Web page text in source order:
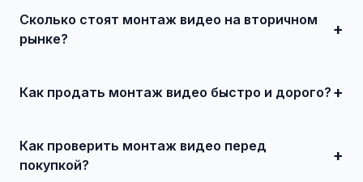
встрече и совершите сделку. Для дорогих автомобилей
рекомендуется провести независимую экспертизу.
Сколько стоят монтаж видео на вторичном
рынке?
представлены предложения от 50 000 ₽ до нескольких
Как продать монтаж видео быстро и дорого?
необходимости воспользуйтесь платным продвижением
— ваше объявление поднимется в топ.
Как проверить монтаж видео перед
покупкой?